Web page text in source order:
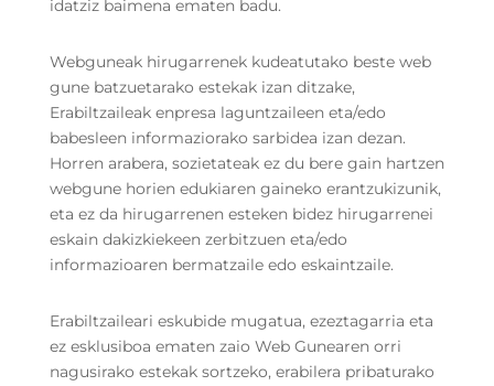
idatziz baimena ematen badu.
Webguneak hirugarrenek kudeatutako beste web
gune batzuetarako estekak izan ditzake,
Erabiltzaileak enpresa laguntzaileen eta/edo
babesleen informaziorako sarbidea izan dezan.
Horren arabera, sozietateak ez du bere gain hartzen
webgune horien edukiaren gaineko erantzukizunik,
eta ez da hirugarrenen esteken bidez hirugarrenei
eskain dakizkiekeen zerbitzuen eta/edo
informazioaren bermatzaile edo eskaintzaile.
Erabiltzaileari eskubide mugatua, ezeztagarria eta
ez esklusiboa ematen zaio Web Gunearen orri
nagusirako estekak sortzeko, erabilera pribaturako